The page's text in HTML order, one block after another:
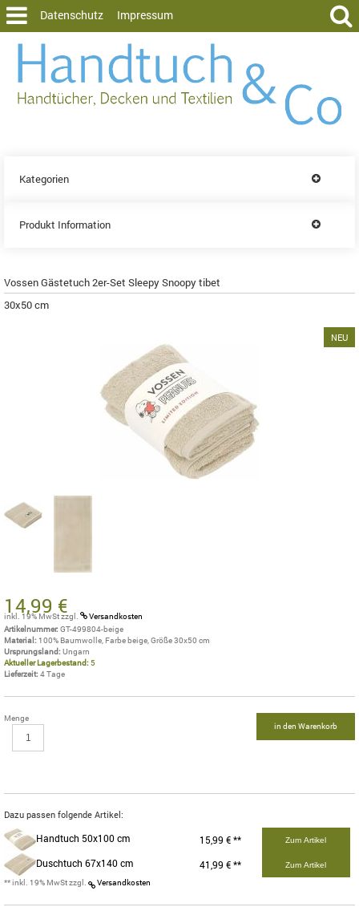
Datenschutz Impressum
Kategorien
Produkt Information
Vossen Gästetuch 2er-Set Sleepy Snoopy tibet
30x50 cm
NEU
14,99 €
inkl. 19% MwStzzgl.
Versandkosten
Artikelnummer: GT-499804-beige
Material: 100% Baumwolle, Farbe beige, Größe 30x50 cm
Ursprungsland: Ungarn
Aktueller Lagerbestand:5
Lieferzeit: 4 Tage
Menge
in den Warenkorb
Dazu passen folgende Artikel:
Handtuch 50x100 cm 15,99 € ** Zum Artikel
Duschtuch 67x140 cm 41,99 € ** Zum Artikel
** inkl. 19% MwSt zzgl. Versandkosten